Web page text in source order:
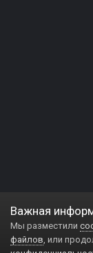
Важная
Мы разместили
файлов, или